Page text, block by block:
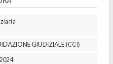
GIUDIZIALE (CCI)
2024